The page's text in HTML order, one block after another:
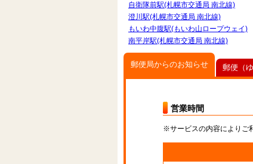
自衛隊前駅(札幌市交通局 南北線)
澄川駅(札幌市交通局 南北線)
もいわ中腹駅(もいわ山ロープウェイ)
南平岸駅(札幌市交通局 南北線)
郵便局からのお知らせ
営業時間
※サービスの内容によりご
郵便（